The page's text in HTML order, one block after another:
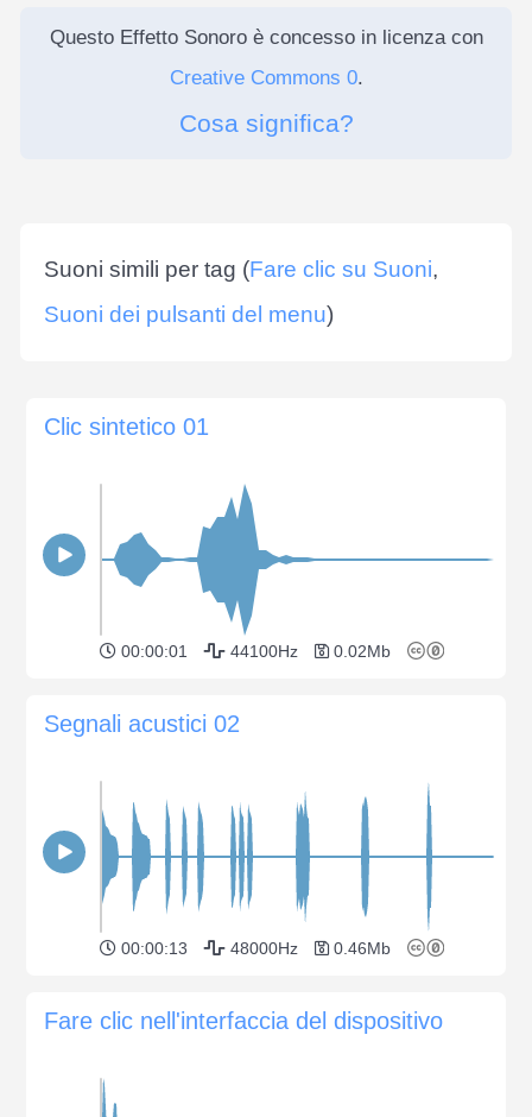
Questo Effetto Sonoro è concesso in licenza con
Creative Commons 0.
Cosa significa?
Suoni simili per tag (Fare clic su Suoni,
Suoni dei pulsanti del menu)
Clic sintetico 01
00:00:01 44100Hz 0.02Mb
Segnali acustici 02
00:00:13 48000Hz 0.46Mb
Fare clic nell'interfaccia del dispositivo